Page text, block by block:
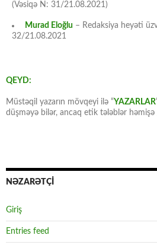
(Vəsiqə N: 31/21.08.2021)
Murad Eloğlu – Redaksiya heyəti
32/21.08.2021
QEYD:
Müstəqil yazarın mövqeyi ilə “YAZARLAR
düşməyə bilər, ancaq etik tələblər həmişə
NƏZARƏTÇİ
Giriş
Entries feed